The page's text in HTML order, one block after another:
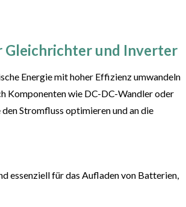
und Inverter
Energie mit hoher Effizienz umwandeln
Komponenten wie DC-DC-Wandler oder
Stromfluss optimieren und an die
essenziell für das Aufladen von Batterien,